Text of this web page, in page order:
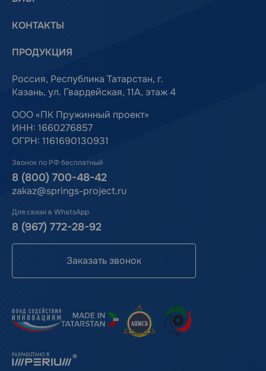
КОНТАКТЫ
ПРОДУКЦИЯ
Россия, Республика Татарстан, г.
Казань, ул. Гвардейская, 11А, этаж 4
ООО «ПК Пружинный проект»
ИНН: 1660276857
ОГРН: 1161690130931
Звонок по РФ бесплатный
8 (800) 700-48-42
zakaz@springs-project.ru
Для связи в WhatsApp
8 (967) 772-28-92
Заказать звонок